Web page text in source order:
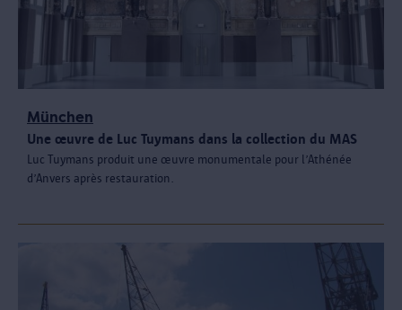
München
Une œuvre de Luc Tuymans dans la collection du MAS
Luc Tuymans produit une œuvre monumentale pour l’Athénée
d’Anvers après restauration.